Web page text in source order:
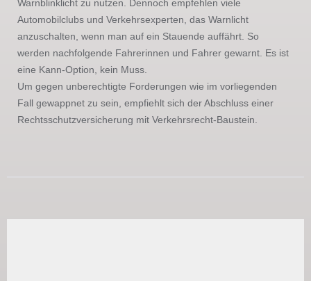
Warnblinklicht zu nutzen. Dennoch empfehlen viele
Automobilclubs und Verkehrsexperten, das Warnlicht
anzuschalten, wenn man auf ein Stauende auffährt. So
werden nachfolgende Fahrerinnen und Fahrer gewarnt. Es ist
eine Kann-Option, kein Muss.
Um gegen unberechtigte Forderungen wie im vorliegenden
Fall gewappnet zu sein, empfiehlt sich der Abschluss einer
Rechtsschutzversicherung mit Verkehrsrecht-Baustein.